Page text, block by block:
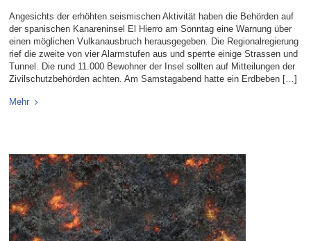
Angesichts der erhöhten seismischen Aktivität haben die Behörden auf
der spanischen Kanareninsel El Hierro am Sonntag eine Warnung über
einen möglichen Vulkanausbruch herausgegeben. Die Regionalregierung
rief die zweite von vier Alarmstufen aus und sperrte einige Strassen und
Tunnel. Die rund 11.000 Bewohner der Insel sollten auf Mitteilungen der
Zivilschutzbehörden achten. Am Samstagabend hatte ein Erdbeben […]
Mehr